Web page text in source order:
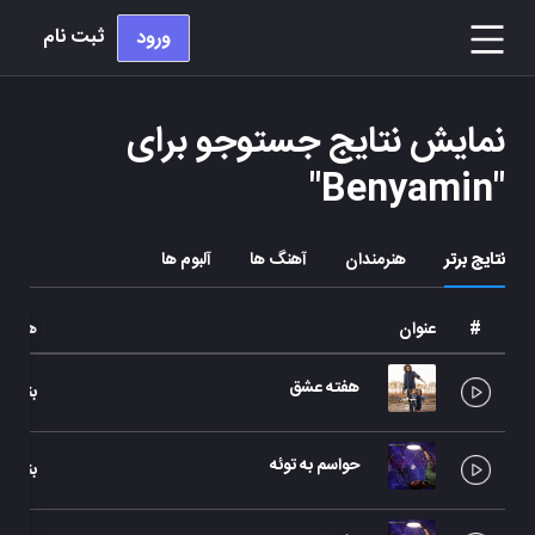
ورود ثبت نام
نمایش نتایج جستوجو برای
"
Benyamin
"
نتایج برتر هنرمندان آهنگ ها آلبوم ها
# عنوان
هفته عشق
حواسم به توئه